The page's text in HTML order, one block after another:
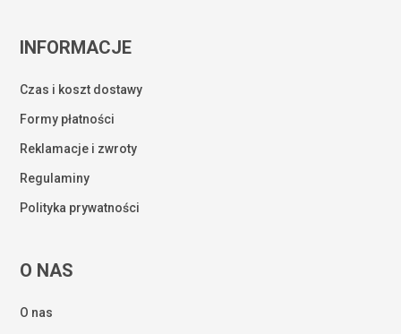
INFORMACJE
Czas i koszt dostawy
Formy płatności
Reklamacje i zwroty
Regulaminy
Polityka prywatności
O NAS
O nas